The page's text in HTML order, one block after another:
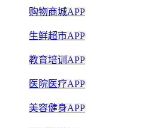
购物商城APP
生鲜超市APP
教育培训APP
医院医疗APP
美容健身APP